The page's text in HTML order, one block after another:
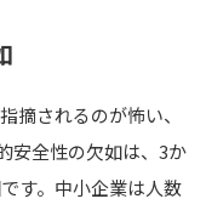
摘されるのが怖い、
安全性の欠如は、3か
す。中小企業は人数